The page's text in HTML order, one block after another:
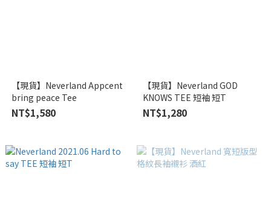
【現貨】Neverland Appcent
bring peace Tee
NT$1,580
【現貨】Neverland GOD
KNOWS TEE 短袖 短T
NT$1,280